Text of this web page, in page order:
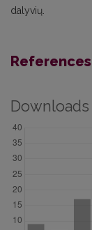
dalyvių.
References
Downloads